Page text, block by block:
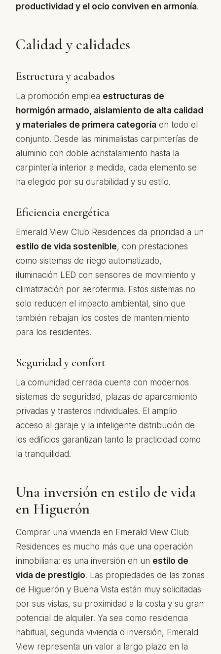
productividad y el ocio conviven en armonía.
Calidad y calidades
Estructura y acabados
La promoción emplea estructuras de
hormigón armado, aislamiento de alta calidad
y materiales de primera categoría en todo el
conjunto. Desde las minimalistas carpinterías de
aluminio con doble acristalamiento hasta la
carpintería interior a medida, cada elemento se
ha elegido por su durabilidad y su estilo.
Eficiencia energética
Emerald View Club Residences da prioridad a un
estilo de vida sostenible, con prestaciones
como sistemas de riego automatizado,
iluminación LED con sensores de movimiento y
climatización por aerotermia. Estos sistemas no
solo reducen el impacto ambiental, sino que
también rebajan los costes de mantenimiento
para los residentes.
Seguridad y confort
La comunidad cerrada cuenta con modernos
sistemas de seguridad, plazas de aparcamiento
privadas y trasteros individuales. El amplio
acceso al garaje y la inteligente distribución de
los edificios garantizan tanto la practicidad como
la tranquilidad.
Una inversión en estilo de vida
en Higuerón
Comprar una vivienda en Emerald View Club
Residences es mucho más que una operación
inmobiliaria: es una inversión en un estilo de
vida de prestigio. Las propiedades de las zonas
de Higuerón y Buena Vista están muy solicitadas
por sus vistas, su proximidad a la costa y su gran
potencial de alquiler. Ya sea como residencia
habitual, segunda vivienda o inversión, Emerald
View representa un valor a largo plazo en la